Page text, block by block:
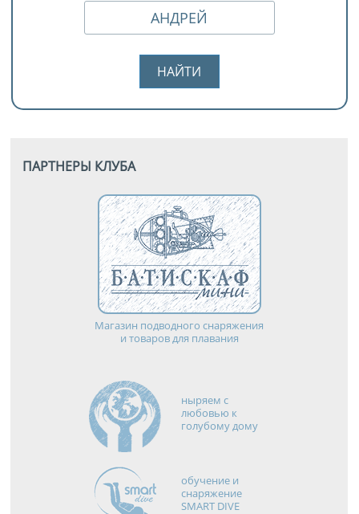
ПАРТНЕРЫ КЛУБА
Магазин подводного снаряжения
и товаров для плавания
ныряем с
любовью к
голубому дому
обучение и
снаряжение
SMART DIVE